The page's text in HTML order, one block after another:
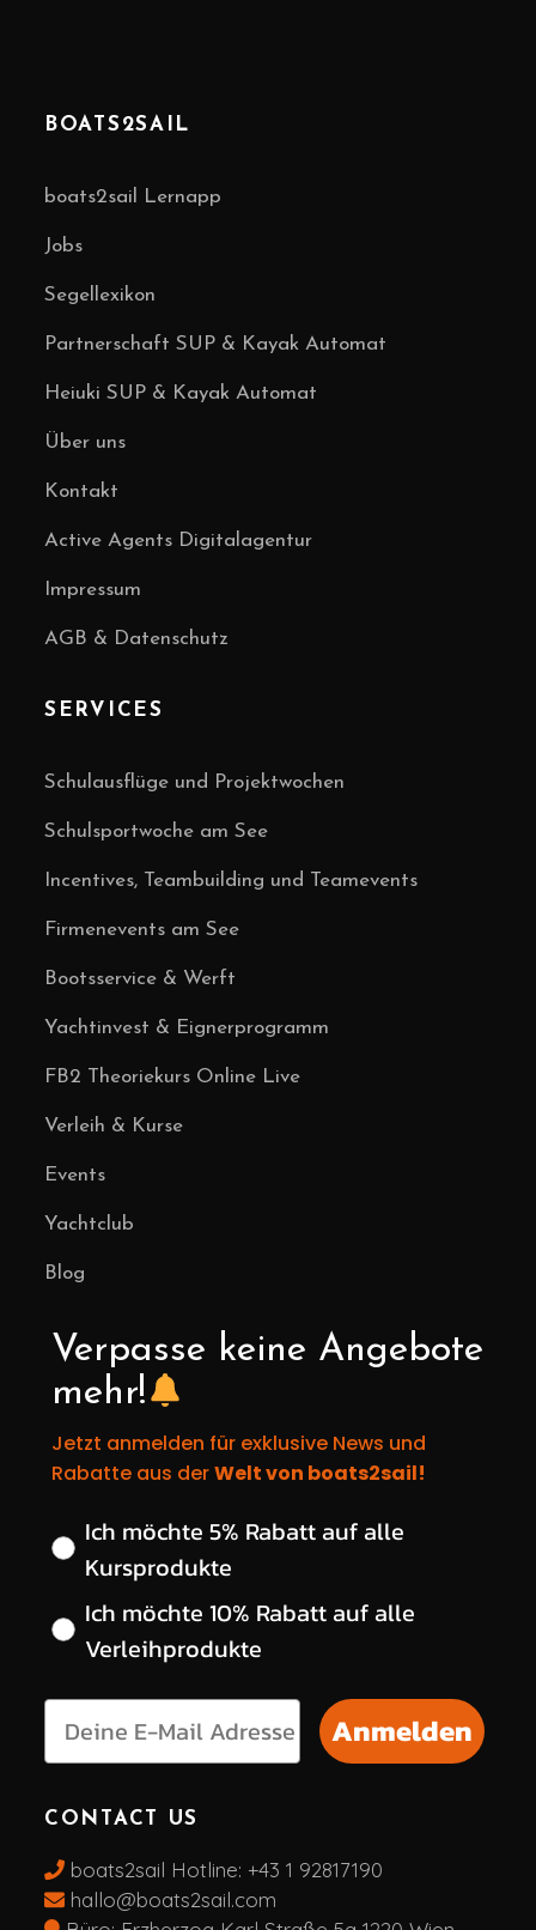
BOATS2SAIL
boats2sail Lernapp
Jobs
Segellexikon
Partnerschaft SUP & Kayak Automat
Heiuki SUP & Kayak Automat
Über uns
Kontakt
Active Agents Digitalagentur
Impressum
AGB & Datenschutz
SERVICES
Schulausflüge und Projektwochen
Schulsportwoche am See
Incentives, Teambuilding und Teamevents
Firmenevents am See
Bootsservice & Werft
Yachtinvest & Eignerprogramm
FB2 Theoriekurs Online Live
Verleih & Kurse
Events
Yachtclub
Blog
Verpasse keine Angebote
mehr!
Jetzt anmelden für exklusive News und
Rabatte aus derWelt von boats2sail!
Wähle deinen gewünschten Rabatt
Ich möchte 5% Rabatt auf alle
Kursprodukte
Ich möchte 10% Rabatt auf alle
Verleihprodukte
Anmelden
CONTACT US
boats2sail Hotline: +43 1 92817190
hallo@boats2sail.com